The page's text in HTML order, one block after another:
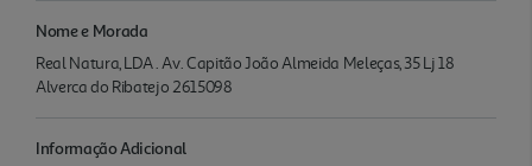
Nome e Morada
Real Natura, LDA . Av. Capitão João Almeida Meleças, 35 Lj 18
Alverca do Ribatejo 2615098
Informação Adicional